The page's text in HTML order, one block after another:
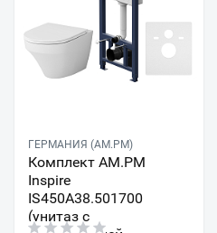
ГЕРМАНИЯ (AM.PM)
Комплект AM.PM
Inspire
IS450A38.501700
(унитаз с